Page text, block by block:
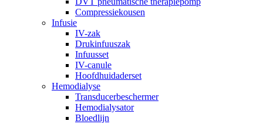
Compressiekousen
Infusie
IV-zak
Drukinfuuszak
Infuusset
IV-canule
Hoofdhuidaderset
Hemodialyse
Transducerbeschermer
Hemodialysator
Bloedlijn